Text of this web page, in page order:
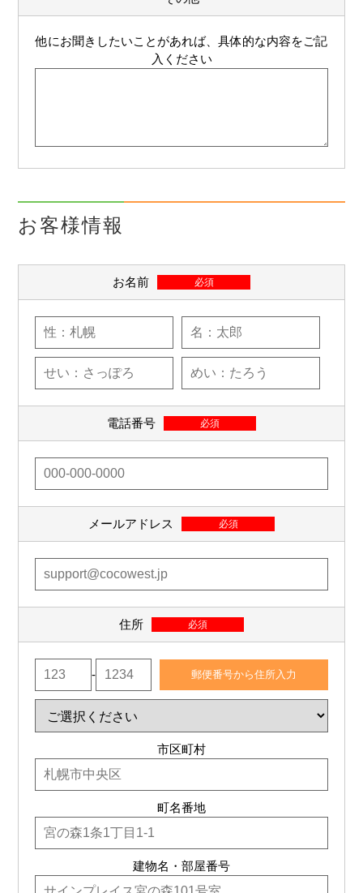
他にお聞きしたいことがあれば、具体的な内容をご記
入ください
お客様情報
お名前 必須
電話番号 必須
メールアドレス 必須
住所 必須
- 郵便番号から住所入力
市区町村
町名番地
建物名・部屋番号